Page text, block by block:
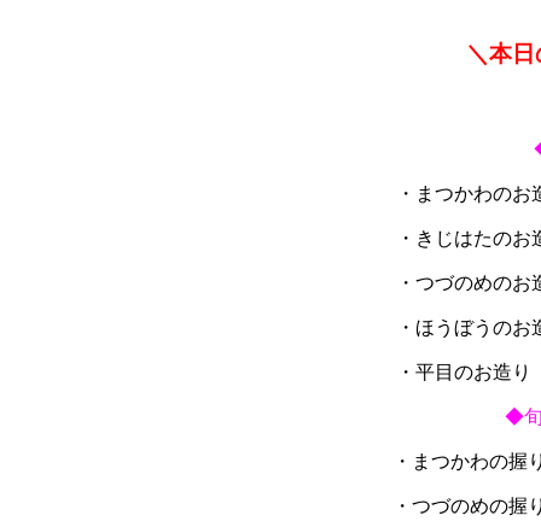
＼本
・まつか
・きじは
・つづの
・ほうぼ
・平目
◆
・まつ
・つづ